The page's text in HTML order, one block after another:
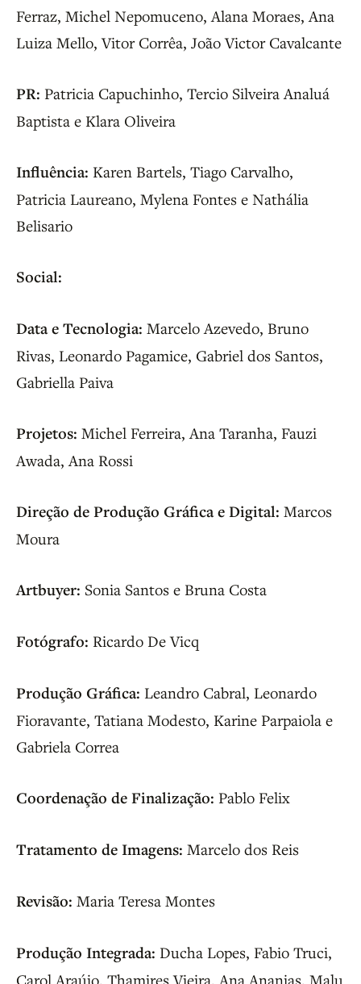
Ferraz, Michel Nepomuceno, Alana Moraes, Ana
Luiza Mello, Vitor Corrêa, João Victor Cavalcante
PR: Patricia Capuchinho, Tercio Silveira Analuá
Baptista e Klara Oliveira
Influência: Karen Bartels, Tiago Carvalho,
Patricia Laureano, Mylena Fontes e Nathália
Belisario
Social:
Data e Tecnologia: Marcelo Azevedo, Bruno
Rivas, Leonardo Pagamice, Gabriel dos Santos,
Gabriella Paiva
Projetos: Michel Ferreira, Ana Taranha, Fauzi
Awada, Ana Rossi
Direção de Produção Gráfica e Digital: Marcos
Moura
Artbuyer: Sonia Santos e Bruna Costa
Fotógrafo: Ricardo De Vicq
Produção Gráfica: Leandro Cabral, Leonardo
Fioravante, Tatiana Modesto, Karine Parpaiola e
Gabriela Correa
Coordenação de Finalização: Pablo Felix
Tratamento de Imagens: Marcelo dos Reis
Revisão: Maria Teresa Montes
Produção Integrada: Ducha Lopes, Fabio Truci,
Carol Araújo, Thamires Vieira, Ana Ananias, Malu